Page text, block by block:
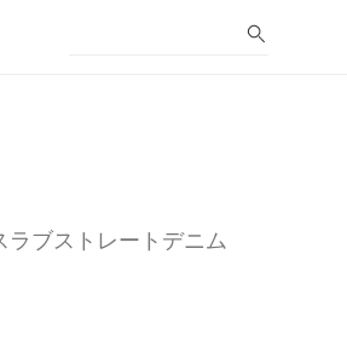
ラブストレートデニム